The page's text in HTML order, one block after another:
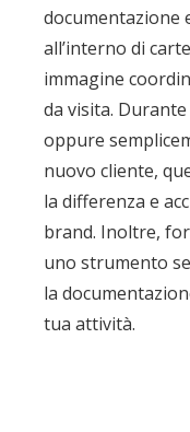
documentazione
all’interno di
immagine
da visita.
oppure
nuovo cliente,
la differenza e
brand. Inoltre,
uno strumento
la
tua attività.